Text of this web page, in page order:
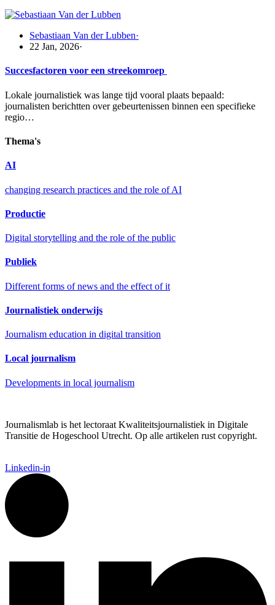
Sebastiaan Van der Lubben·
22 Jan, 2026·
Succesfactoren voor een streekomroep
Lokale journalistiek was lange tijd vooral plaats bepaald:
journalisten berichtten over gebeurtenissen binnen een specifieke
regio…
Thema's
AI
changing research practices and the role of AI
Productie
Digital storytelling and the role of the public
Publiek
Different forms of news and the effect of it
Journalistiek onderwijs
Journalism education in digital transition
Local journalism
Developments in local journalism
Journalismlab is het lectoraat Kwaliteitsjournalistiek in Digitale
Transitie de Hogeschool Utrecht. Op alle artikelen rust copyright.
Linkedin-in